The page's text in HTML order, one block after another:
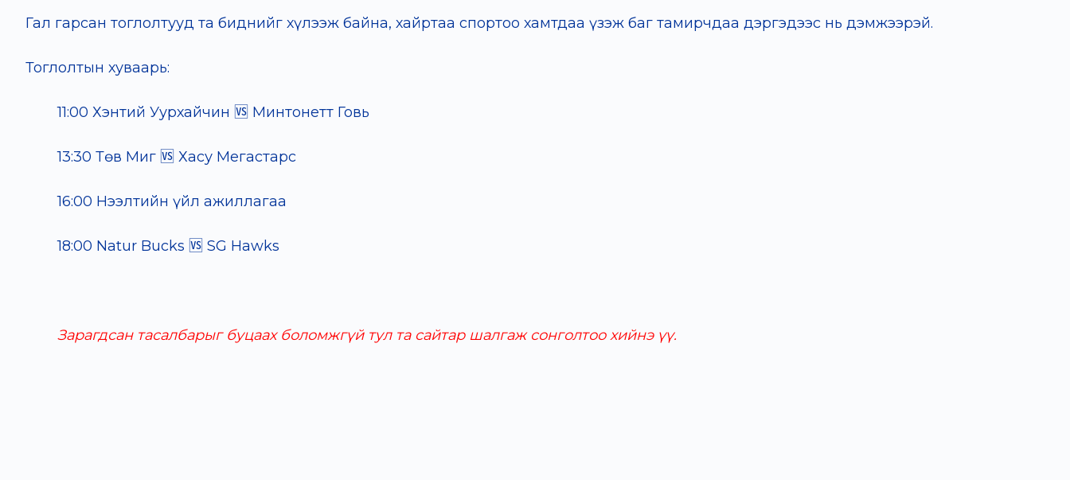
Гал гарсан тоглолтууд та биднийг хүлээж байна, хайртаа спортоо хамтдаа үзэж баг тамирчдаа дэргэдээс нь дэмжээрэй.
Тоглолтын хуваарь:
11:00 Хэнтий Уурхайчин 🆚 Минтонетт Говь
13:30 Төв Миг 🆚 Хасу Мегастарс
16:00 Нээлтийн үйл ажиллагаа
18:00 Natur Bucks 🆚 SG Hawks
Зарагдсан тасалбарыг буцаах боломжгүй тул та сайтар шалгаж сонголтоо хийнэ үү.